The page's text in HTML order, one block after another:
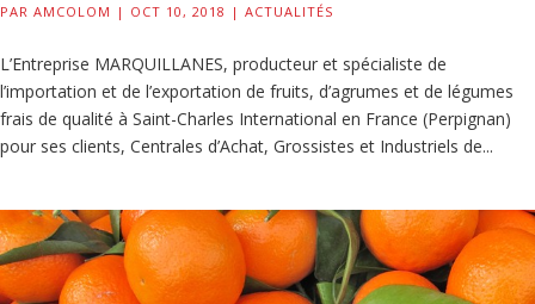
PAR AMCOLOM | OCT 10, 2018 | ACTUALITÉS
L’Entreprise MARQUILLANES, producteur et spécialiste de
l’importation et de l’exportation de fruits, d’agrumes et de légumes
frais de qualité à Saint-Charles International en France (Perpignan)
pour ses clients, Centrales d’Achat, Grossistes et Industriels de...